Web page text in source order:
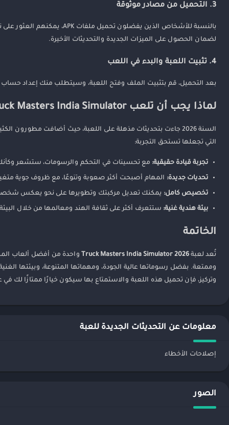
3. التحميل من مصادر موثوقة
لضمان الحصول على الميزات الجديدة والتحديثات الأخيرة.
4. تثبيت اللعبة والبدء في اللعب
بعد التحميل، قم بتثبيت الملف وفتح اللعبة، وسيتطلب منك إعداد
لماذا يجب أن تلعب Truck Masters India Simulator في 2026؟
السنة 2026 جاءت بتحديثات مذهلة على اللعبة، حيث أضافت
التي تجعلها تستحق التجربة:
تجربة قيادة حقيقية: مع تحسينات في التحكم والرسومات، ستشعر
تحديات جديدة: المهام أصبحت أكثر صعوبة وتنوعًا، مع ظروف جوية
تخصيص كامل: يمكنك تعديل مركبتك وتطويرها على نحو يعكس
بيئة هندية غنية: ستتعرف أكثر على ثقافة الهند ومعالمها من خلال
الخاتمة
تُعد لعبة Truck Masters India Simulator 2026 واحدة من أفضل ألعاب
وممتعة. بفضل رسوماتها عالية الجودة، ومهماتها المتنوعة، وبيئتها
وتركيز، فإن تحميل هذه اللعبة والاستمتاع بها سيكون خيارًا ممتازًا لك في عام 2026 وما بعده. استعد لتجربة قيادة لا مثيل لها، واستمتع برحلتك عبر طرق الهند
معلومات عن التحديثات الجديدة للعبة
إصلاحات الأخطاء
الصور